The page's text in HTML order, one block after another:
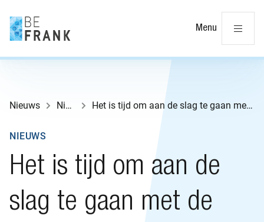
Menu
Nieuws Nieuws Het is tijd om aan de slag te gaan met de nieuwe Pensioenwet
Het is tijd om aan de
slag te gaan met de
NIEUWS